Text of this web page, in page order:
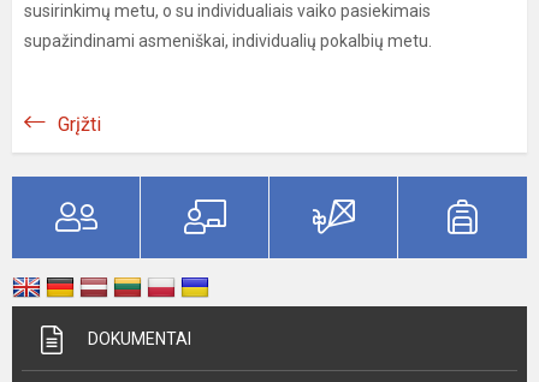
susirinkimų metu, o su individualiais vaiko pasiekimais
supažindinami asmeniškai, individualių pokalbių metu.
Grįžti
DOKUMENTAI